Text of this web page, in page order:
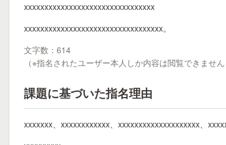
xxxxxxxxxxxxxxxxxxxxxxxxxxxxxxxx
xxxxxxxxxxxxxxxxxxxxxxxxxxxxxxxxxx。
文字数：614
（※指名されたユーザー本人しか内容は閲覧できません
課題に基づいた指名理由
xxxxxxx、xxxxxxxxxxxx、xxxxxxxxxxxxxxxxxxxx、